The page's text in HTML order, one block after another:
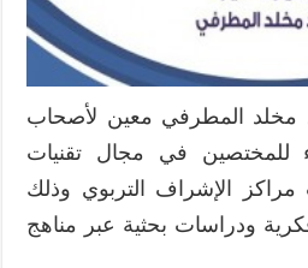
مخلد المطرفي معين لأصحاب
في مجال تقنيات
مراكز الإشراف التربوي وذلك
ودراسات بحثية عبر مناهج